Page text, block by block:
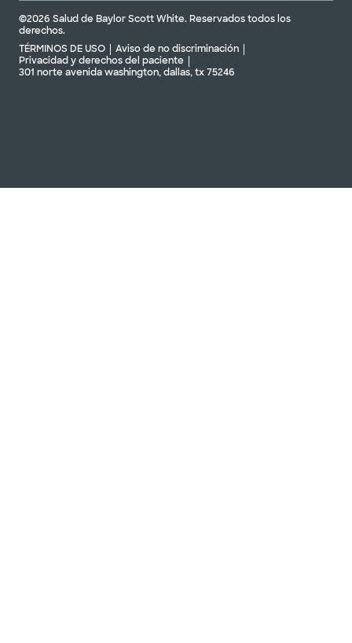
©2026 Salud de Baylor Scott White. Reservados todos los
derechos.
TÉRMINOS DE USO
Aviso de no discriminación
Privacidad y derechos del paciente
301 norte avenida washington, dallas, tx 75246